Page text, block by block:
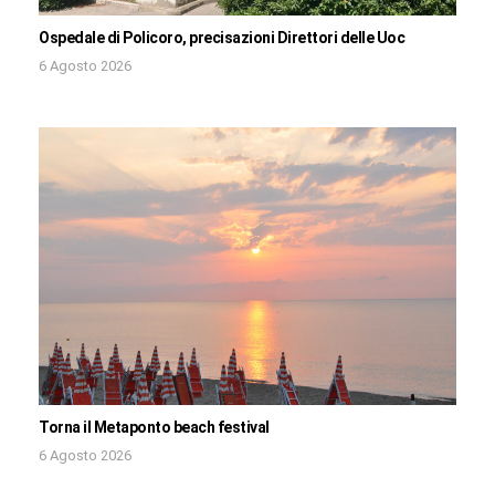
Ospedale di Policoro, precisazioni Direttori delle Uoc
6 Agosto 2026
Torna il Metaponto beach festival
6 Agosto 2026